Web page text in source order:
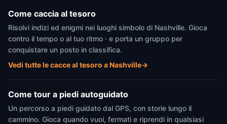
Come caccia al tesoro
Risolvi indizi ed enigmi nei luoghi simbolo di Nashville. Gioca
contro il tempo o al tuo ritmo · e porta un gruppo per
conquistare un posto in classifica.
Vedi tutte le cacce al tesoro a Nashville→
Come tour a piedi autoguidato
Un percorso a piedi guidato dal GPS, con storie lungo il
cammino. Gioca quando vuoi, fermati e riprendi in qualsiasi